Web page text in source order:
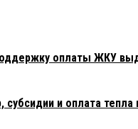
оплаты ЖКУ
и оплата тепла